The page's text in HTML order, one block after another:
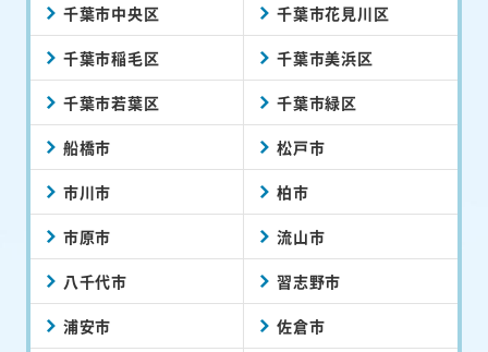
千葉市中央区 千葉市花見川区
千葉市稲毛区 千葉市美浜区
千葉市若葉区 千葉市緑区
船橋市 松戸市
市川市 柏市
市原市 流山市
八千代市 習志野市
浦安市 佐倉市